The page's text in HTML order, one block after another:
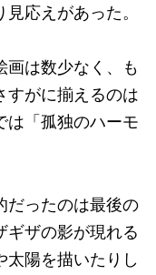
応えがあった。
画は数少なく、も
すがに揃えるのは
は「孤独のハーモ
だったのは最後の
ギザの影が現れる
太陽を描いたりし